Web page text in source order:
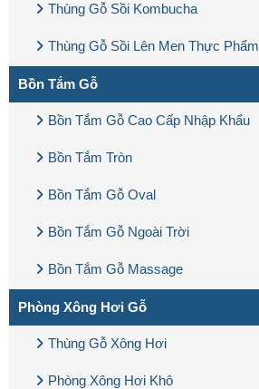
Thùng Gỗ Sồi Kombucha
Thùng Gỗ Sồi Lên Men Thực Phẩm
Bồn Tắm Gỗ
Bồn Tắm Gỗ Cao Cấp Nhập Khẩu
Bồn Tắm Tròn
Bồn Tắm Gỗ Oval
Bồn Tắm Gỗ Ngoài Trời
Bồn Tắm Gỗ Massage
Phòng Xông Hơi Gỗ
Thùng Gỗ Xông Hơi
Phòng Xông Hơi Khô